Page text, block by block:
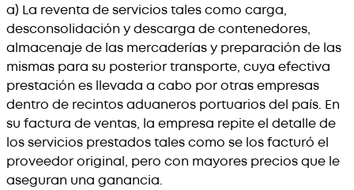
a) La reventa de servicios tales como carga,
desconsolidación y descarga de contenedores,
almacenaje de las mercaderías y preparación de las
mismas para su posterior transporte, cuya efectiva
prestación es llevada a cabo por otras empresas
dentro de recintos aduaneros portuarios del país. En
su factura de ventas, la empresa repite el detalle de
los servicios prestados tales como se los facturó el
proveedor original, pero con mayores precios que le
aseguran una ganancia.